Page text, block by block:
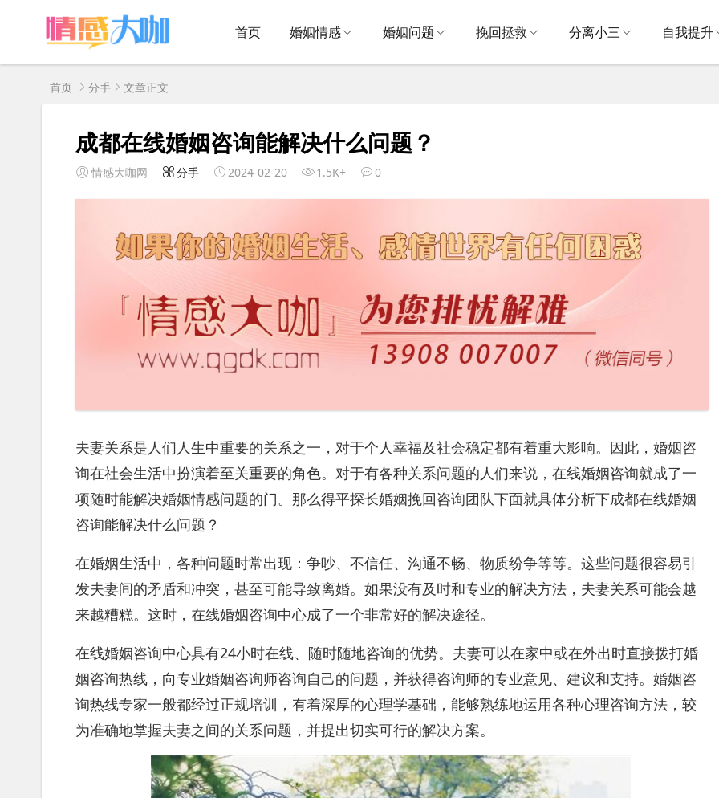
首页 婚姻情感 婚姻问题 挽回拯救 分离小三 自我提升
首页 分手 文章正文
成都在线婚姻咨询能解决什么问题？
情感大咖网 分手 2024-02-20 1.5K+ 0
夫妻关系是人们人生中重要的关系之一，对于个人幸福及社会稳定都有着重大影响。因此，婚姻咨
询在社会生活中扮演着至关重要的角色。对于有各种关系问题的人们来说，在线婚姻咨询就成了一
项随时能解决婚姻情感问题的门。那么得平探长婚姻挽回咨询团队下面就具体分析下成都在线婚姻
咨询能解决什么问题？
在婚姻生活中，各种问题时常出现：争吵、不信任、沟通不畅、物质纷争等等。这些问题很容易引
发夫妻间的矛盾和冲突，甚至可能导致离婚。如果没有及时和专业的解决方法，夫妻关系可能会越
来越糟糕。这时，在线婚姻咨询中心成了一个非常好的解决途径。
在线婚姻咨询中心具有24小时在线、随时随地咨询的优势。夫妻可以在家中或在外出时直接拨打婚
姻咨询热线，向专业婚姻咨询师咨询自己的问题，并获得咨询师的专业意见、建议和支持。婚姻咨
询热线专家一般都经过正规培训，有着深厚的心理学基础，能够熟练地运用各种心理咨询方法，较
为准确地掌握夫妻之间的关系问题，并提出切实可行的解决方案。